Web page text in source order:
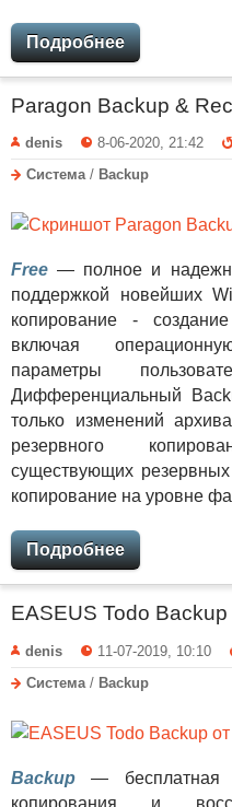
Подробнее
Paragon Backup &
denis 8-06-2020, 21:42
Система/ Backup
Free — полное и
поддержкой новейших
копирование -
включая
параметры
Дифференциальный
только изменений
резервного
существующих
копирование на уровне
Подробнее
EASEUS Todo
denis 11-07-2019, 10:10
Система / Backup
Backup — бесплатная
копирования и